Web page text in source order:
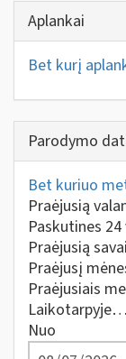
Aplankai
Bet kurį
Parodymo
Bet kuriuo
Praėjusią
Paskutines
Praėjusią
Praėjusį
Praėjusiais
Laikotarpyje…
Nuo